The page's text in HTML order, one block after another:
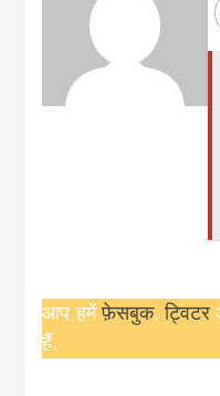
आप हमेंफ़ेसबुक,ट्विटर
हैं.